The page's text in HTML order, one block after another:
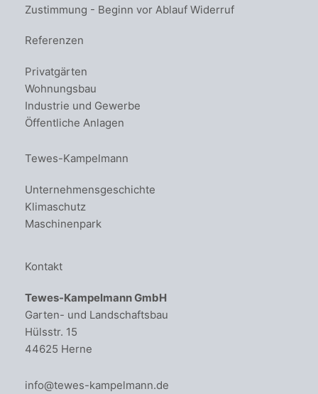
Zustimmung - Beginn vor Ablauf Widerruf
Referenzen
Privatgärten
Wohnungsbau
Industrie und Gewerbe
Öffentliche Anlagen
Tewes-Kampelmann
Unternehmensgeschichte
Klimaschutz
Maschinenpark
Kontakt
Tewes-Kampelmann GmbH
Garten- und Landschaftsbau
Hülsstr. 15
44625 Herne
info@tewes-kampelmann.de